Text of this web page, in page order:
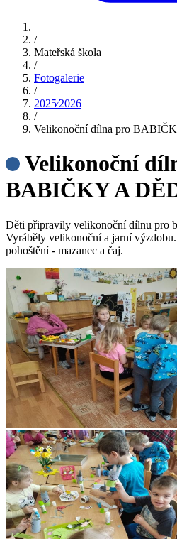
/
Mateřská škola
/
Fotogalerie
/
2025⁄2026
/
Velikonoční dílna pro
Velikonoční
BABIČKY A
Děti připravily velikonoční dílnu pro
Vyráběly velikonoční a jarní
pohoštění - mazanec a čaj.